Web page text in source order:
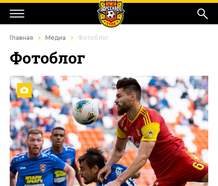
Главная Медиа Фотоблог
Фотоблог